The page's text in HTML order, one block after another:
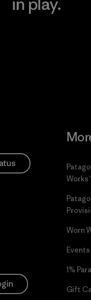
Works™
Worn
Events
1%
Gift